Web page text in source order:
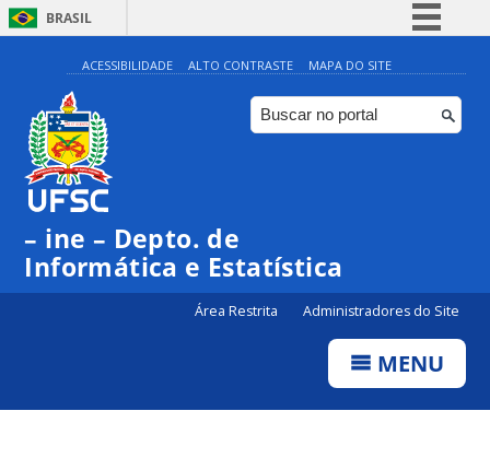
BRASIL
Simplifique!
Comunica BR
Participe
ACESSIBILIDADE ALTO CONTRASTE MAPA DO SITE
– ine – Depto. de
Informática e Estatística
Área Restrita Administradores do Site
MENU